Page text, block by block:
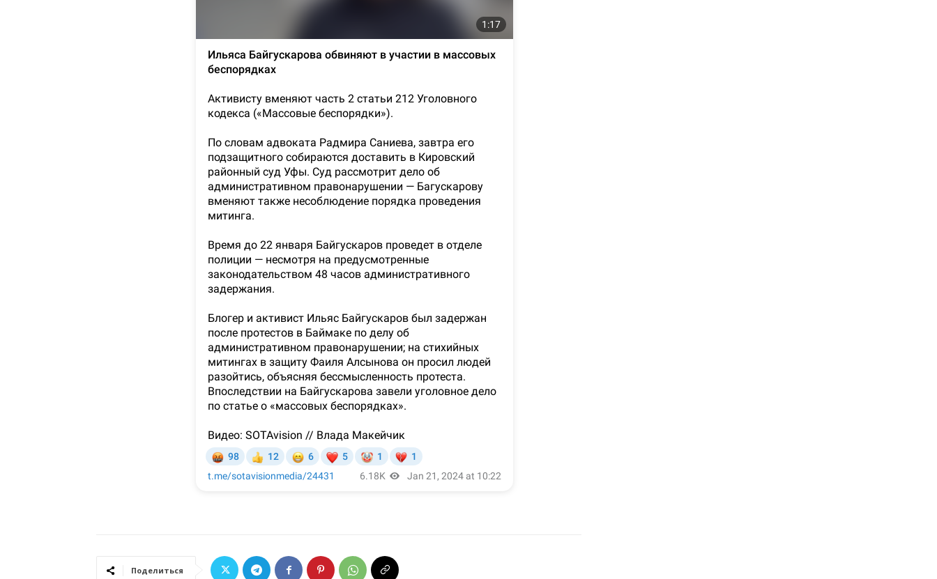
Поделиться